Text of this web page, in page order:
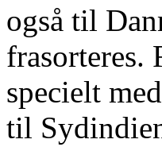
også til
frasorteres.
specielt
til